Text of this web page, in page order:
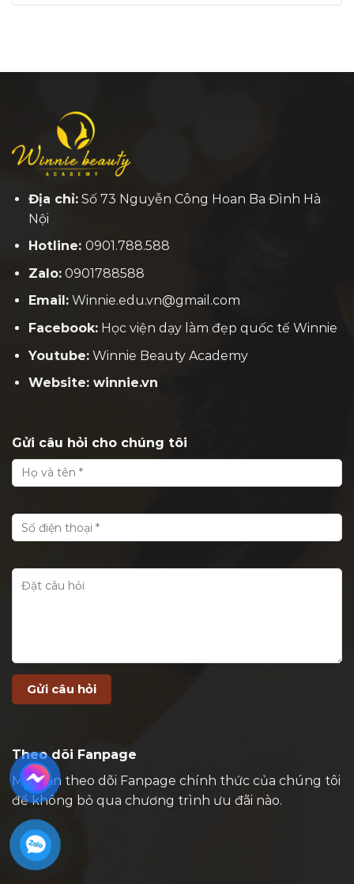
Địa chỉ:Số 73 Nguyễn Công Hoan Ba Đình Hà
Nội
Hotline: 0901.788.588
Zalo:0901788588
Email:Winnie.edu.vn@gmail.com
Facebook:Học viện dạy làm đẹp quốc tế Winnie
Youtube:Winnie Beauty Academy
Website: winnie.vn
Gửi câu hỏi cho chúng tôi
Theo dõi Fanpage
Mời bạn theo dõi Fanpage chính thức của chúng tôi
để không bỏ qua chương trình ưu đãi nào.